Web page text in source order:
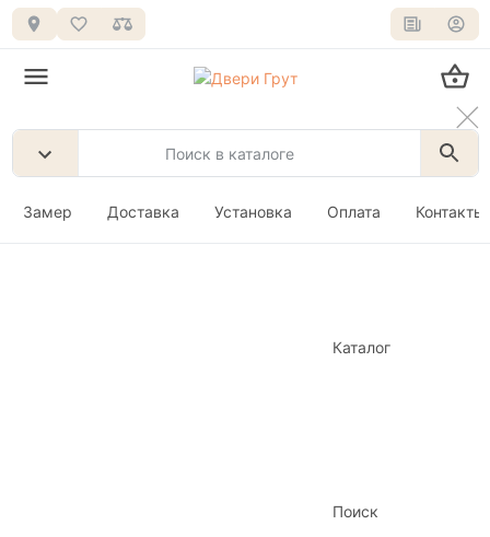
Замер Доставка Установка Оплата Контакты
Каталог
Поиск